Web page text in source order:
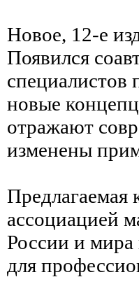
Новое, 12-е
Появился
специалистов
новые
отражают
изменены
Предлагаемая
ассоциацией
России и мира
для